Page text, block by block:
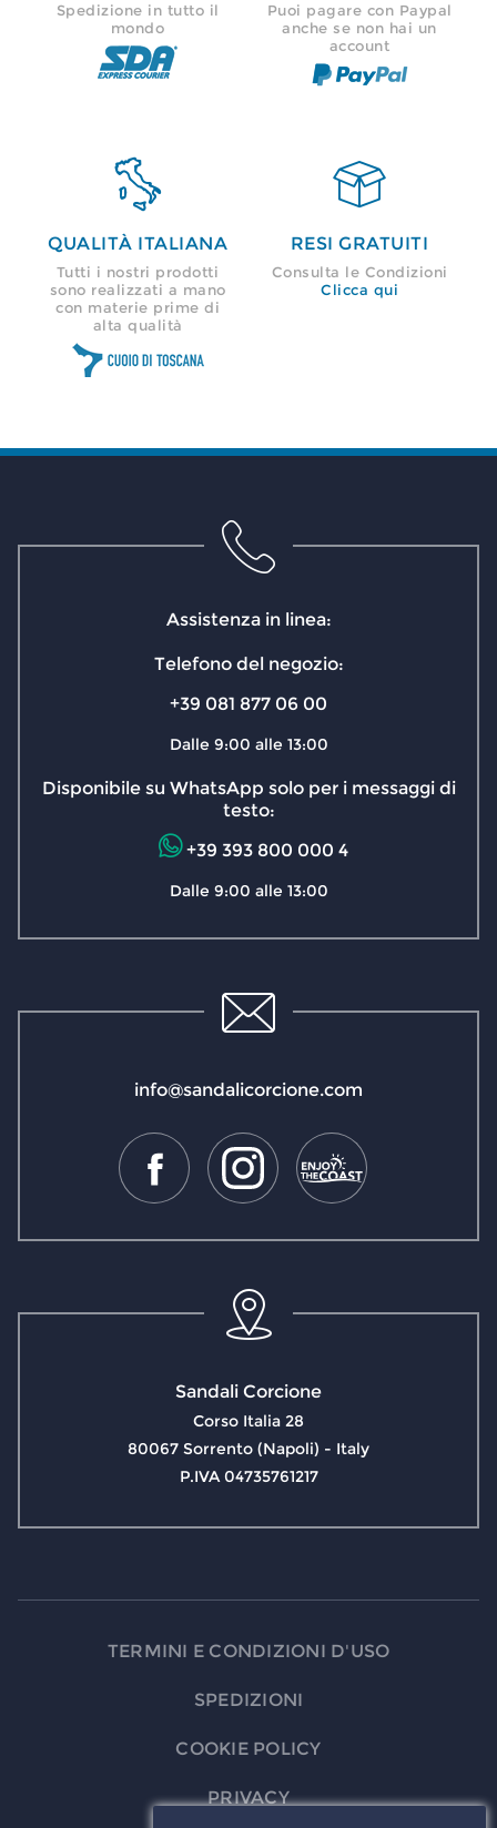
Spedizione in tutto il
mondo
Puoi pagare con Paypal
anche se non hai un
account

QUALITÀ ITALIANA
Tutti i nostri prodotti
sono realizzati a mano
con materie prime di
alta qualità

RESI GRATUITI
Consulta le Condizioni
Clicca qui
Sandali Corcione
Corso Italia 28
80067 Sorrento (Napoli) - Italy
P.IVA 04735761217
info@sandalicorcione.com
Assistenza in linea:
Telefono del negozio:
+39 081 877 06 00
Dalle 9:00 alle 13:00
Disponibile su WhatsApp solo per i messaggi di
testo:
+39 393 800 000 4
Dalle 9:00 alle 13:00
TERMINI E CONDIZIONI D'USO
SPEDIZIONI
COOKIE POLICY
PRIVACY